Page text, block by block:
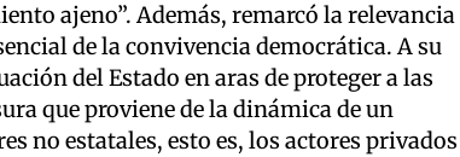
ajeno”. Además, remarcó la relevancia
de la convivencia democrática. A su
del Estado en aras de proteger a las
que proviene de la dinámica de un
no estatales, esto es, los actores privados